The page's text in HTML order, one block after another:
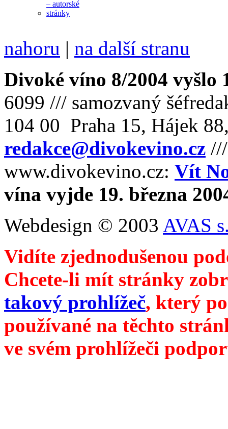
nahoru | na další stranu
Divoké víno 8/2004 vyšlo
6099 /// samozvaný
104 00 Praha 15, Hájek
redakce@divokevino.cz
www.divokevino.cz: Vít
vína vyjde 19. března
Webdesign © 2003 AVAS
Vidíte zjednodušenou
Chcete-li mít stránky
takový prohlížeč, který
používané na těchto
ve svém prohlížeči